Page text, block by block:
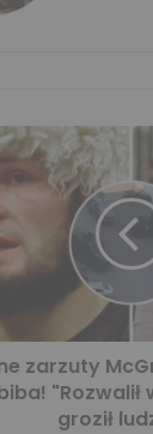
zarzuty
"Rozwalił
groził